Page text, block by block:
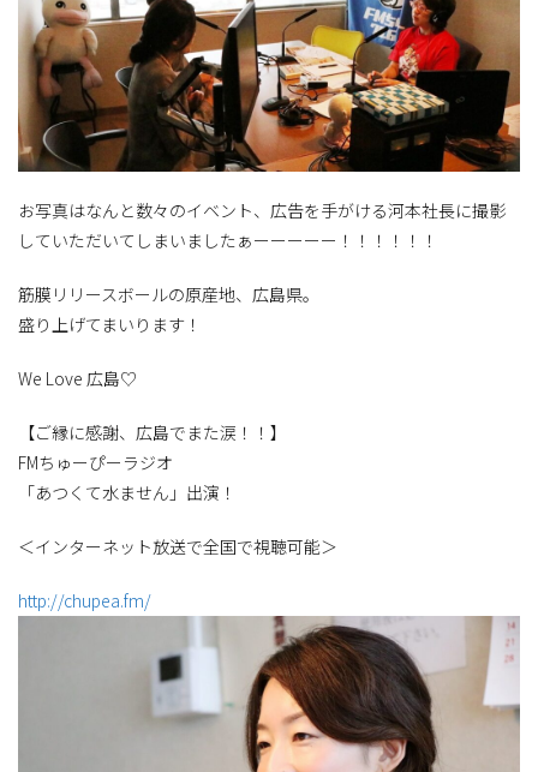
お写真はなんと数々のイベント、広告を手がける河本社長に撮影
していただいてしまいましたぁーーーーー！！！！！！
筋膜リリースボールの原産地、広島県。
盛り上げてまいります！
We Love 広島♡
【ご縁に感謝、広島でまた涙！！】
FMちゅーぴーラジオ
「あつくて水ません」出演！
＜インターネット放送で全国で視聴可能＞
http://chupea.fm/